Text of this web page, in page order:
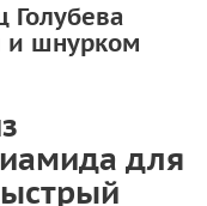
Голубева
и шнурком
для